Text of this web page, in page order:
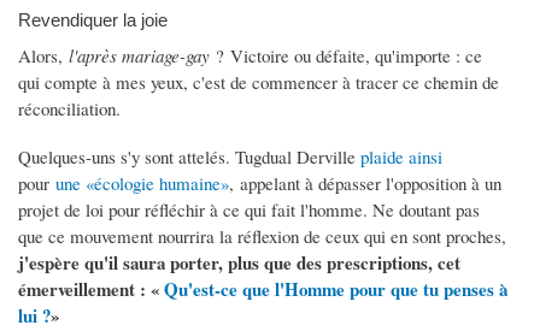
Revendiquer la joie
Alors, l'après mariage-gay ? Victoire ou défaite, qu'importe : ce
qui compte à mes yeux, c'est de commencer à tracer ce chemin de
réconciliation.
Quelques-uns s'y sont attelés. Tugdual Derville plaide ainsi
pour une «écologie humaine», appelant à dépasser l'opposition à un
projet de loi pour réfléchir à ce qui fait l'homme. Ne doutant pas
que ce mouvement nourrira la réflexion de ceux qui en sont proches,
j'espère qu'il saura porter, plus que des prescriptions, cet
émerveillement : «Qu'est-ce que l'Homme pour que tu penses à
lui ?»